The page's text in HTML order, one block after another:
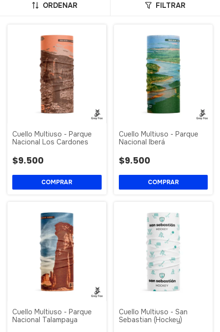
ORDENAR FILTRAR
Cuello Multiuso - Parque
Nacional Los Cardones
$9.500
Cuello Multiuso - Parque
Nacional Iberá
$9.500
Cuello Multiuso - Parque
Nacional Talampaya
Cuello Multiuso - San
Sebastian (Hockey)